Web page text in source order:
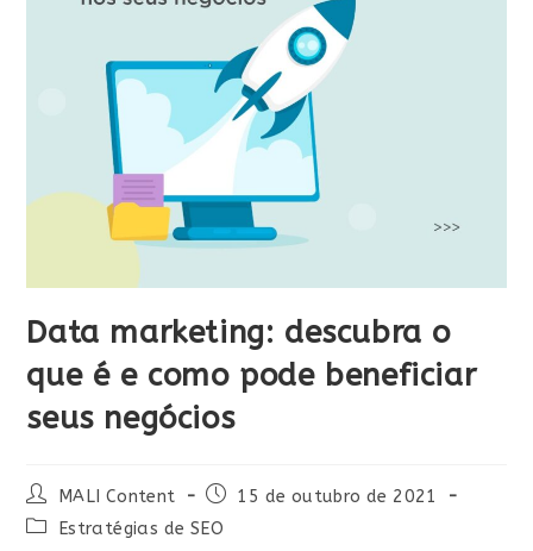
Data marketing: descubra o
que é e como pode beneficiar
seus negócios
MALI Content
15 de outubro de 2021
Estratégias de SEO